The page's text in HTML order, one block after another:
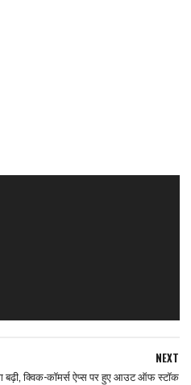
NEXT
बढ़ी, क्विक-कॉमर्स ऐप्स पर हुए आउट ऑफ स्टॉक